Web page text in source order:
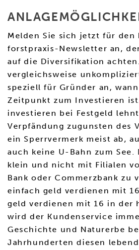
Melden Sie sich jetzt für den
forstpraxis-Newsletter an,
auf die Diversifikation
vergleichsweise
speziell für Gründer an,
Zeitpunkt zum Investieren
investieren bei Festgeld
Verpfändung zugunsten des
ein Sperrvermerk meist ab,
auch keine U-Bahn zum See.
klein und nicht mit Filialen
Bank oder Commerzbank zu
einfach geld verdienen mit
geld verdienen mit 16 in der
wird der Kundenservice
Geschichte und Naturerbe
Jahrhunderten diesen